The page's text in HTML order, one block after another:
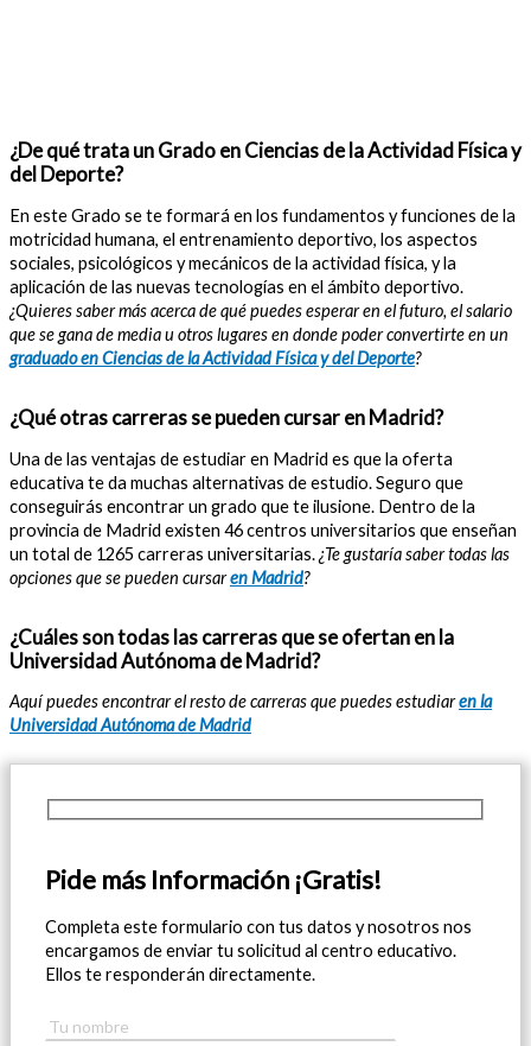
¿De qué trata un Grado en Ciencias de la Actividad Física y
del Deporte?
En este Grado se te formará en los fundamentos y funciones de la
motricidad humana, el entrenamiento deportivo, los aspectos
sociales, psicológicos y mecánicos de la actividad física, y la
aplicación de las nuevas tecnologías en el ámbito deportivo.
¿Quieres saber más acerca de qué puedes esperar en el futuro, el salario
que se gana de media u otros lugares en donde poder convertirte en un
graduado en Ciencias de la Actividad Física y del Deporte?
¿Qué otras carreras se pueden cursar en Madrid?
Una de las ventajas de estudiar en Madrid es que la oferta
educativa te da muchas alternativas de estudio. Seguro que
conseguirás encontrar un grado que te ilusione. Dentro de la
provincia de Madrid existen 46 centros universitarios que enseñan
un total de 1265 carreras universitarias.¿Te gustaría saber todas las
opciones que se pueden cursaren Madrid?
¿Cuáles son todas las carreras que se ofertan en la
Universidad Autónoma de Madrid?
Aquí puedes encontrar el resto de carreras que puedes estudiaren la
Universidad Autónoma de Madrid
Pide más Información ¡Gratis!
Completa este formulario con tus datos y nosotros nos
encargamos de enviar tu solicitud al centro educativo.
Ellos te responderán directamente.